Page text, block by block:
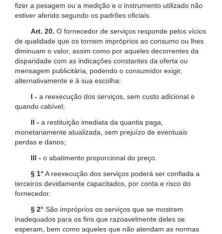
fizer a pesagem ou a medição e o instrumento utilizado não
estiver aferido segundo os padrões oficiais.
Art. 20. O fornecedor de serviços responde pelos vícios
de qualidade que os tornem impróprios ao consumo ou lhes
diminuam o valor, assim como por aqueles decorrentes da
disparidade com as indicações constantes da oferta ou
mensagem publicitária, podendo o consumidor exigir,
alternativamente e à sua escolha:
I - a reexecução dos serviços, sem custo adicional e
quando cabível;
II - a restituição imediata da quantia paga,
monetariamente atualizada, sem prejuízo de eventuais
perdas e danos;
III - o abatimento proporcional do preço.
§ 1° A reexecução dos serviços poderá ser confiada a
terceiros devidamente capacitados, por conta e risco do
fornecedor.
§ 2° São impróprios os serviços que se mostrem
inadequados para os fins que razoavelmente deles se
esperam, bem como aqueles que não atendam as normas